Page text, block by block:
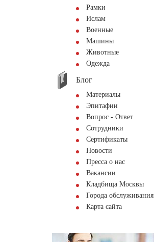
Рамки
Ислам
Военные
Машины
Животные
Одежда
Блог
Материалы
Эпитафии
Вопрос - Ответ
Сотрудники
Сертификаты
Новости
Пресса о нас
Вакансии
Кладбища Москвы
Города обслуживания
Карта сайта